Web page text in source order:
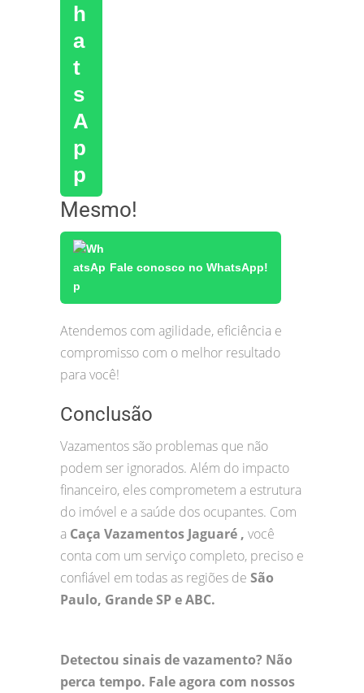
Mesmo!
Fale conosco no WhatsApp!
Atendemos com agilidade, eficiência e
compromisso com o melhor resultado
para você!
Conclusão
Vazamentos são problemas que não
podem ser ignorados. Além do impacto
financeiro, eles comprometem a estrutura
do imóvel e a saúde dos ocupantes. Com
a Caça Vazamentos Jaguaré , você
conta com um serviço completo, preciso e
confiável em todas as regiões de São
Paulo, Grande SP e ABC.
Detectou sinais de vazamento? Não
perca tempo. Fale agora com nossos